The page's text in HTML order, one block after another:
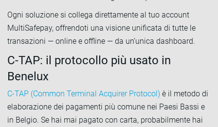
Ogni soluzione si collega direttamente al tuo account
MultiSafepay, offrendoti una visione unificata di tutte le
transazioni — online e offline — da un’unica dashboard.
C-TAP: il protocollo più usato in
Benelux
C-TAP (Common Terminal Acquirer Protocol) è il metodo di
elaborazione dei pagamenti più comune nei Paesi Bassi e
in Belgio. Se hai mai pagato con carta, probabilmente hai